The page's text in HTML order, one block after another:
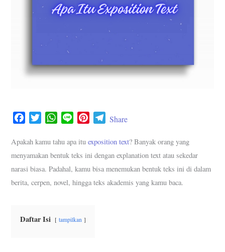
c
e
b
i
t
t
W
a
t
s
n
e
n
t
e
T
l
e
g
Share
Apakah kamu tahu apa ituexposition text? Banyak orang yang
menyamakan bentuk teks ini dengan explanation text atau sekedar
narasi biasa. Padahal, kamu bisa menemukan bentuk teks ini di dalam
berita, cerpen, novel, hingga teks akademis yang kamu baca.
Daftar Isi tampilkan